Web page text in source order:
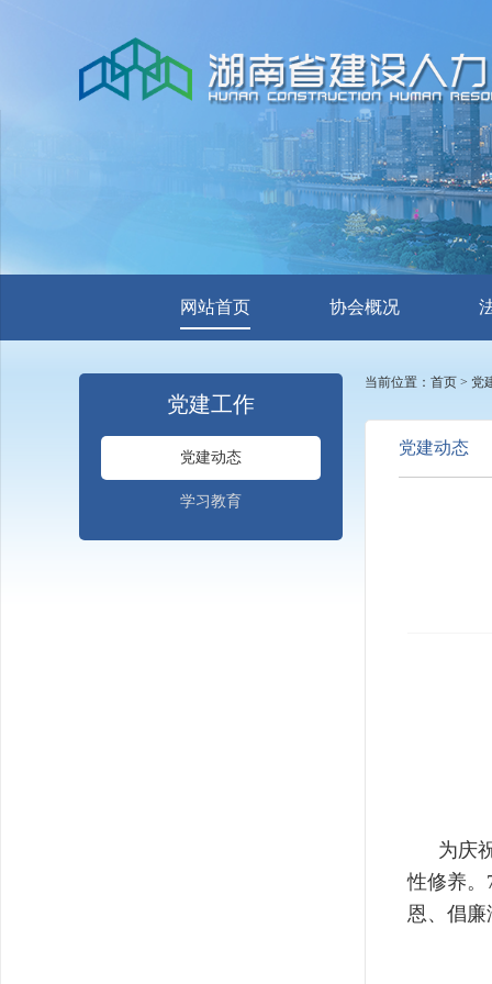
网站首页 协会概况
党建工作
党建动态
学习教育
当前位置： 首页 > 党
党建动态
为庆
性修养。
恩、倡